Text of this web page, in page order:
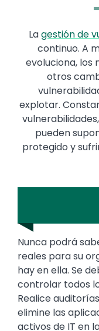
Lagestión de
continuo. A
evoluciona, los
otros
explotar.
pueden
protegido y
Nunca podrá
reales para su
hay en ella. Se
controlar todos
Realice
elimine las
activos de IT en